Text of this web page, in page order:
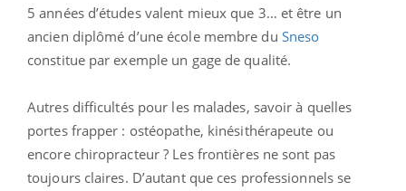
5 années d’études valent mieux que 3… et être un
ancien diplômé d’une école membre du Sneso
constitue par exemple un gage de qualité.
Autres difficultés pour les malades, savoir à quelles
portes frapper : ostéopathe, kinésithérapeute ou
encore chiropracteur ? Les frontières ne sont pas
toujours claires. D’autant que ces professionnels se